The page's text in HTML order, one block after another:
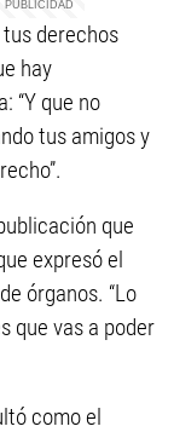
derechos
hay
“Y que no
tus amigos y
que
expresó el
órganos. “Lo
que vas a poder
como el